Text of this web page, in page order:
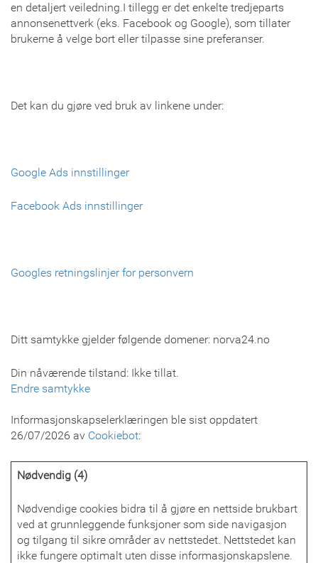
en detaljert veiledning.I tillegg er det enkelte tredjeparts
annonsenettverk (eks. Facebook og Google), som tillater
brukerne å velge bort eller tilpasse sine preferanser.
Det kan du gjøre ved bruk av linkene under:
Google Ads innstillinger
Facebook Ads innstillinger
Googles retningslinjer for personvern
Ditt samtykke gjelder følgende domener: norva24.no
Din nåværende tilstand: Ikke tillat.
Endre samtykke
Informasjonskapselerklæringen ble sist oppdatert
26/07/2026 av Cookiebot:
Nødvendig (4)
Nødvendige cookies bidra til å gjøre en nettside brukbart
ved at grunnleggende funksjoner som side navigasjon
og tilgang til sikre områder av nettstedet. Nettstedet kan
ikke fungere optimalt uten disse informasjonskapslene.